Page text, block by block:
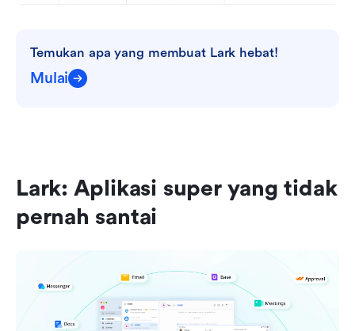
Temukan apa yang membuat Lark hebat!
Mulai
Lark: Aplikasi super yang tidak
pernah santai